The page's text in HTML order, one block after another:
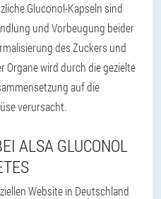
Gluconol-Kapseln sind
und Vorbeugung beider
des Zuckers und
Organe wird durch die gezielte
auf die
verursacht.
ALSA GLUCONOL
Website in Deutschland